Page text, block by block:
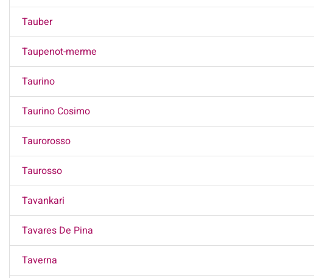
Tauber
Taupenot-merme
Taurino
Taurino Cosimo
Taurorosso
Taurosso
Tavankari
Tavares De Pina
Taverna